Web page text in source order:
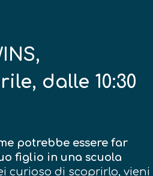
, dalle 10:30
potrebbe essere far
figlio in una scuola
curioso di scoprirlo, vieni